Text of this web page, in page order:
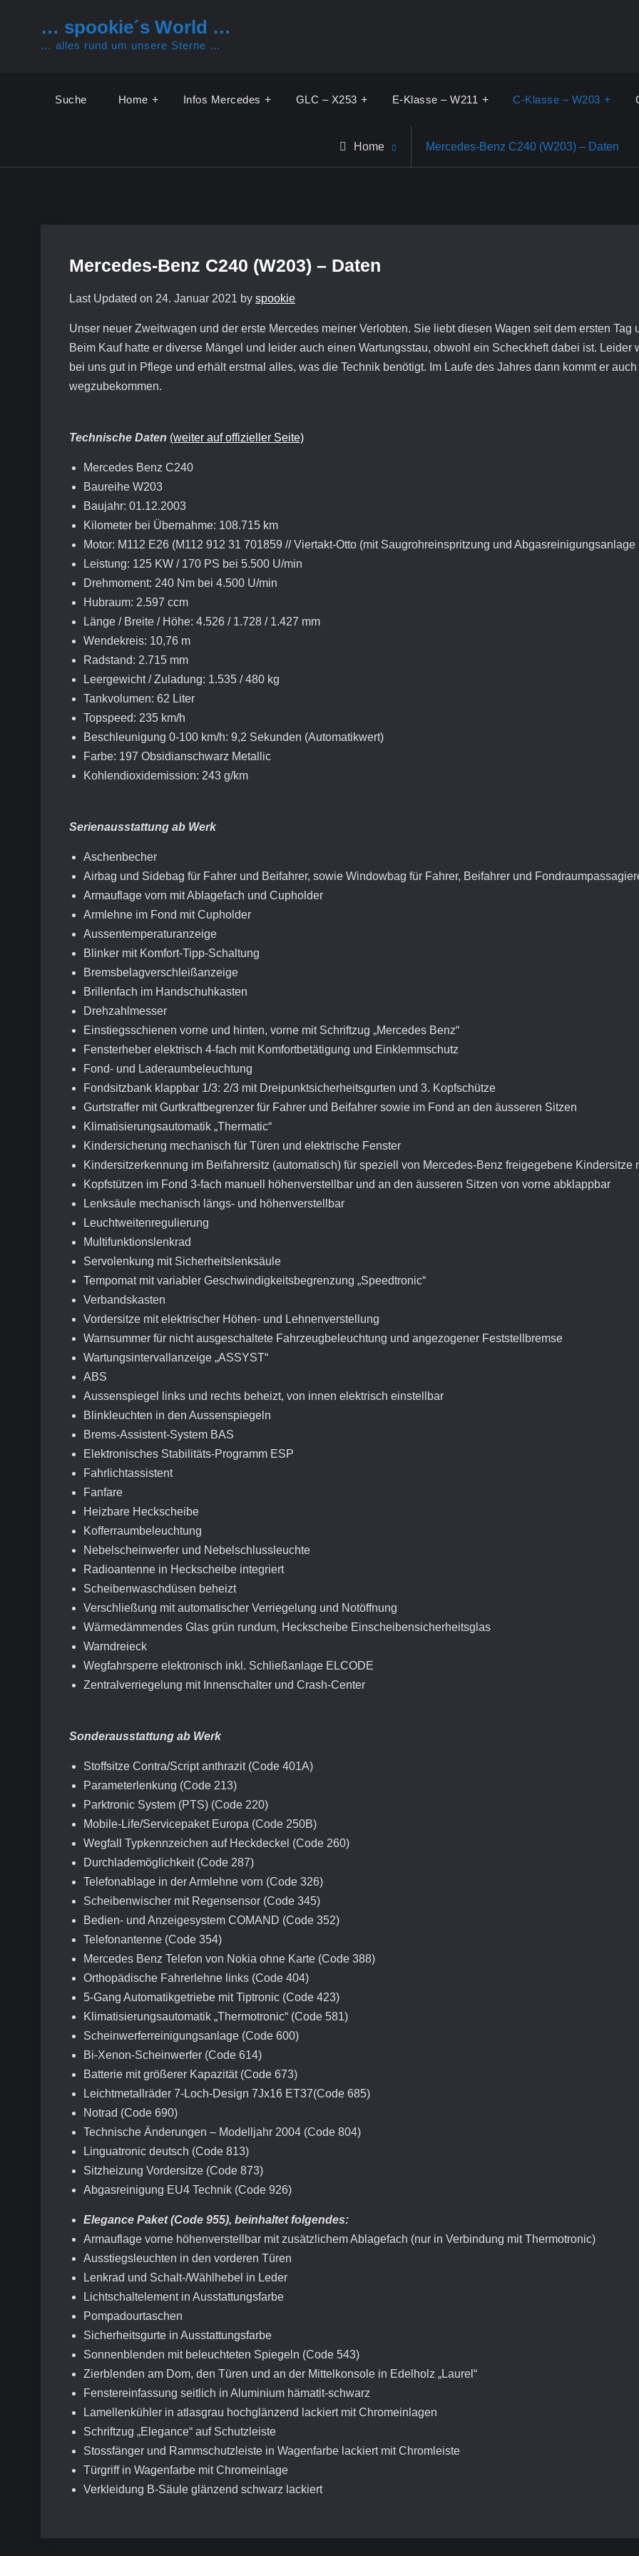
… spookie´s World …
… alles rund um unsere Sterne …
Suche Home Infos Mercedes GLC – X253 E-Klasse – W211 C-Klasse – W203
Home Mercedes-Benz C240 (W203) – Daten
Mercedes-Benz C240 (W203) – Daten
Last Updated on 24. Januar 2021 by spookie
Unser neuer Zweitwagen und der erste Mercedes meiner Verlobten. Sie liebt diesen Wagen seit dem ersten Tag
Beim Kauf hatte er diverse Mängel und leider auch einen Wartungsstau, obwohl ein Scheckheft dabei ist. Leider
bei uns gut in Pflege und erhält erstmal alles, was die Technik benötigt. Im Laufe des Jahres dann kommt er
wegzubekommen.
Technische Daten (weiter auf offizieller Seite)
Mercedes Benz C240
Baureihe W203
Baujahr: 01.12.2003
Kilometer bei Übernahme: 108.715 km
Motor: M112 E26 (M112 912 31 701859 // Viertakt-Otto (mit Saugrohreinspritzung und
Leistung: 125 KW / 170 PS bei 5.500 U/min
Drehmoment: 240 Nm bei 4.500 U/min
Hubraum: 2.597 ccm
Länge / Breite / Höhe: 4.526 / 1.728 / 1.427 mm
Wendekreis: 10,76 m
Radstand: 2.715 mm
Leergewicht / Zuladung: 1.535 / 480 kg
Tankvolumen: 62 Liter
Topspeed: 235 km/h
Beschleunigung 0-100 km/h: 9,2 Sekunden (Automatikwert)
Farbe: 197 Obsidianschwarz Metallic
Kohlendioxidemission: 243 g/km
Serienausstattung ab Werk
Aschenbecher
Airbag und Sidebag für Fahrer und Beifahrer, sowie Windowbag für Fahrer, Beifahrer und
Armauflage vorn mit Ablagefach und Cupholder
Armlehne im Fond mit Cupholder
Aussentemperaturanzeige
Blinker mit Komfort-Tipp-Schaltung
Bremsbelagverschleißanzeige
Brillenfach im Handschuhkasten
Drehzahlmesser
Einstiegsschienen vorne und hinten, vorne mit Schriftzug „Mercedes Benz“
Fensterheber elektrisch 4-fach mit Komfortbetätigung und Einklemmschutz
Fond- und Laderaumbeleuchtung
Fondsitzbank klappbar 1/3: 2/3 mit Dreipunktsicherheitsgurten und 3. Kopfschütze
Gurtstraffer mit Gurtkraftbegrenzer für Fahrer und Beifahrer sowie im Fond an den äusseren Sitzen
Klimatisierungsautomatik „Thermatic“
Kindersicherung mechanisch für Türen und elektrische Fenster
Kindersitzerkennung im Beifahrersitz (automatisch) für speziell von Mercedes-Benz freigegebene Kindersitze
Kopfstützen im Fond 3-fach manuell höhenverstellbar und an den äusseren Sitzen von vorne abklappbar
Lenksäule mechanisch längs- und höhenverstellbar
Leuchtweitenregulierung
Multifunktionslenkrad
Servolenkung mit Sicherheitslenksäule
Tempomat mit variabler Geschwindigkeitsbegrenzung „Speedtronic“
Verbandskasten
Vordersitze mit elektrischer Höhen- und Lehnenverstellung
Warnsummer für nicht ausgeschaltete Fahrzeugbeleuchtung und angezogener Feststellbremse
Wartungsintervallanzeige „ASSYST“
ABS
Aussenspiegel links und rechts beheizt, von innen elektrisch einstellbar
Blinkleuchten in den Aussenspiegeln
Brems-Assistent-System BAS
Elektronisches Stabilitäts-Programm ESP
Fahrlichtassistent
Fanfare
Heizbare Heckscheibe
Kofferraumbeleuchtung
Nebelscheinwerfer und Nebelschlussleuchte
Radioantenne in Heckscheibe integriert
Scheibenwaschdüsen beheizt
Verschließung mit automatischer Verriegelung und Notöffnung
Wärmedämmendes Glas grün rundum, Heckscheibe Einscheibensicherheitsglas
Warndreieck
Wegfahrsperre elektronisch inkl. Schließanlage ELCODE
Zentralverriegelung mit Innenschalter und Crash-Center
Sonderausstattung ab Werk
Stoffsitze Contra/Script anthrazit (Code 401A)
Parameterlenkung (Code 213)
Parktronic System (PTS) (Code 220)
Mobile-Life/Servicepaket Europa (Code 250B)
Wegfall Typkennzeichen auf Heckdeckel (Code 260)
Durchlademöglichkeit (Code 287)
Telefonablage in der Armlehne vorn (Code 326)
Scheibenwischer mit Regensensor (Code 345)
Bedien- und Anzeigesystem COMAND (Code 352)
Telefonantenne (Code 354)
Mercedes Benz Telefon von Nokia ohne Karte (Code 388)
Orthopädische Fahrerlehne links (Code 404)
5-Gang Automatikgetriebe mit Tiptronic (Code 423)
Klimatisierungsautomatik „Thermotronic“ (Code 581)
Scheinwerferreinigungsanlage (Code 600)
Bi-Xenon-Scheinwerfer (Code 614)
Batterie mit größerer Kapazität (Code 673)
Leichtmetallräder 7-Loch-Design 7Jx16 ET37(Code 685)
Notrad (Code 690)
Technische Änderungen – Modelljahr 2004 (Code 804)
Linguatronic deutsch (Code 813)
Sitzheizung Vordersitze (Code 873)
Abgasreinigung EU4 Technik (Code 926)
Elegance Paket (Code 955), beinhaltet folgendes:
Armauflage vorne höhenverstellbar mit zusätzlichem Ablagefach (nur in Verbindung mit Thermotronic)
Ausstiegsleuchten in den vorderen Türen
Lenkrad und Schalt-/Wählhebel in Leder
Lichtschaltelement in Ausstattungsfarbe
Pompadourtaschen
Sicherheitsgurte in Ausstattungsfarbe
Sonnenblenden mit beleuchteten Spiegeln (Code 543)
Zierblenden am Dom, den Türen und an der Mittelkonsole in Edelholz „Laurel“
Fenstereinfassung seitlich in Aluminium hämatit-schwarz
Lamellenkühler in atlasgrau hochglänzend lackiert mit Chromeinlagen
Schriftzug „Elegance“ auf Schutzleiste
Stossfänger und Rammschutzleiste in Wagenfarbe lackiert mit Chromleiste
Türgriff in Wagenfarbe mit Chromeinlage
Verkleidung B-Säule glänzend schwarz lackiert